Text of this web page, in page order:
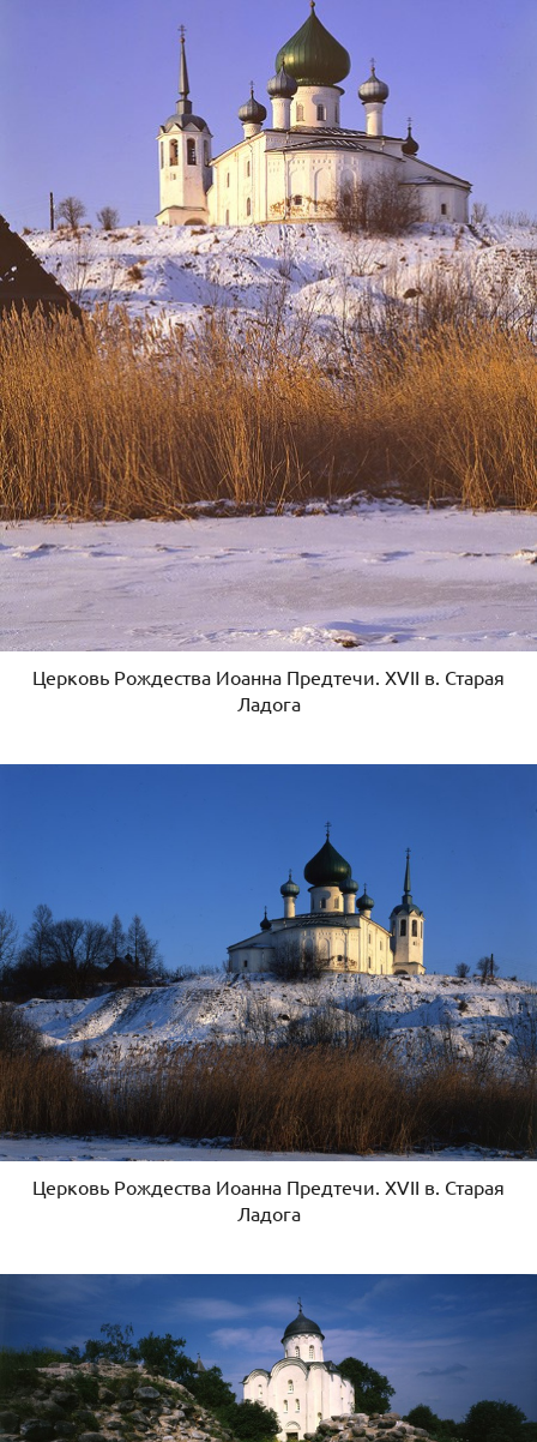
Церковь Рождества Иоанна Предтечи. XVII в. Старая
Ладога
Церковь Рождества Иоанна Предтечи. XVII в. Старая
Ладога